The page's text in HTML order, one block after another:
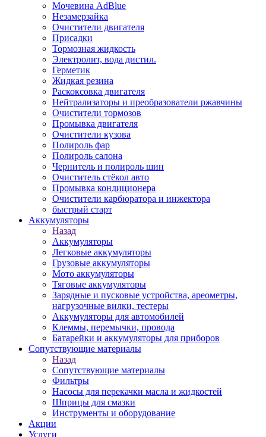
Мочевина AdBlue
Незамерзайка
Очистители двигателя
Присадки
Тормозная жидкость
Электролит, вода дистил.
Герметик
Жидкая резина
Раскоксовка двигателя
Нейтрализаторы и преобразователи ржавчины
Очистители тормозов
Промывка двигателя
Очистители кузова
Полироль фар
Полироль салона
Чернитель и полироль шин
Очиститель стёкол авто
Промывка кондиционера
Очистители карбюратора и инжектора
быстрый старт
Аккумуляторы
Назад
Аккумуляторы
Легковые аккумуляторы
Грузовые аккумуляторы
Мото аккумуляторы
Тяговые аккумуляторы
Зарядные и пусковые устройства, ареометры,
нагрузочные вилки, тестеры
Аккумуляторы для автомобилей
Клеммы, перемычки, провода
Батарейки и аккумуляторы для приборов
Сопутствующие материалы
Назад
Сопутствующие материалы
Фильтры
Насосы для перекачки масла и жидкостей
Шприцы для смазки
Инструменты и оборудование
Акции
Услуги